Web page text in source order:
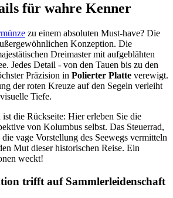
für wahre Kenner
zu einem absoluten Must-have? Die
Konzeption. Die
Dreimaster mit aufgeblähten
Jedes Detail - von den Tauen bis zu den
Präzision in Polierter Platte verewigt.
der roten Kreuze auf den Segeln verleiht
Tiefe.
ist die Rückseite: Hier erleben Sie die
von Kolumbus selbst. Das Steuerrad,
vage Vorstellung des Seewegs vermitteln
Mut dieser historischen Reise. Ein
weckt!
trifft auf Sammlerleidenschaft